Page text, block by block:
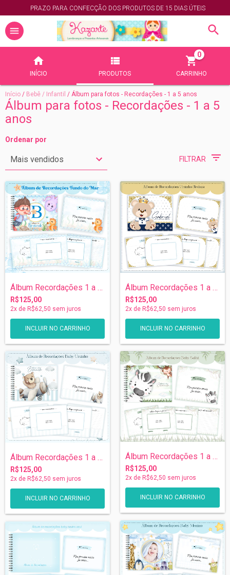
PRAZO PARA CONFECÇÃO DOS PRODUTOS DE 15 DIAS ÚTEIS
INÍCIO PRODUTOS CARRINHO
0
Início / Bebê / Infantil / Álbum para fotos - Recordações - 1 a 5 anos
Álbum para fotos - Recordações - 1 a 5
anos
Ordenar por
FILTRAR
Álbum Recordações 1 a 5 anos - Fundo do...
R$125,00
2x de R$62,50 sem juros
Álbum Recordações 1 a 5 anos - Ursinho P...
R$125,00
2x de R$62,50 sem juros
Álbum Recordações 1 a 5 anos - Ursinho A...
R$125,00
2x de R$62,50 sem juros
Álbum Recordações 1 a 5 anos - Safari
R$125,00
2x de R$62,50 sem juros